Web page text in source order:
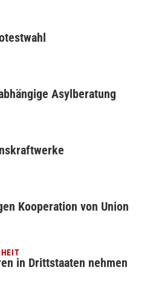
Asylberatung
Kooperation von Union
in Drittstaaten nehmen